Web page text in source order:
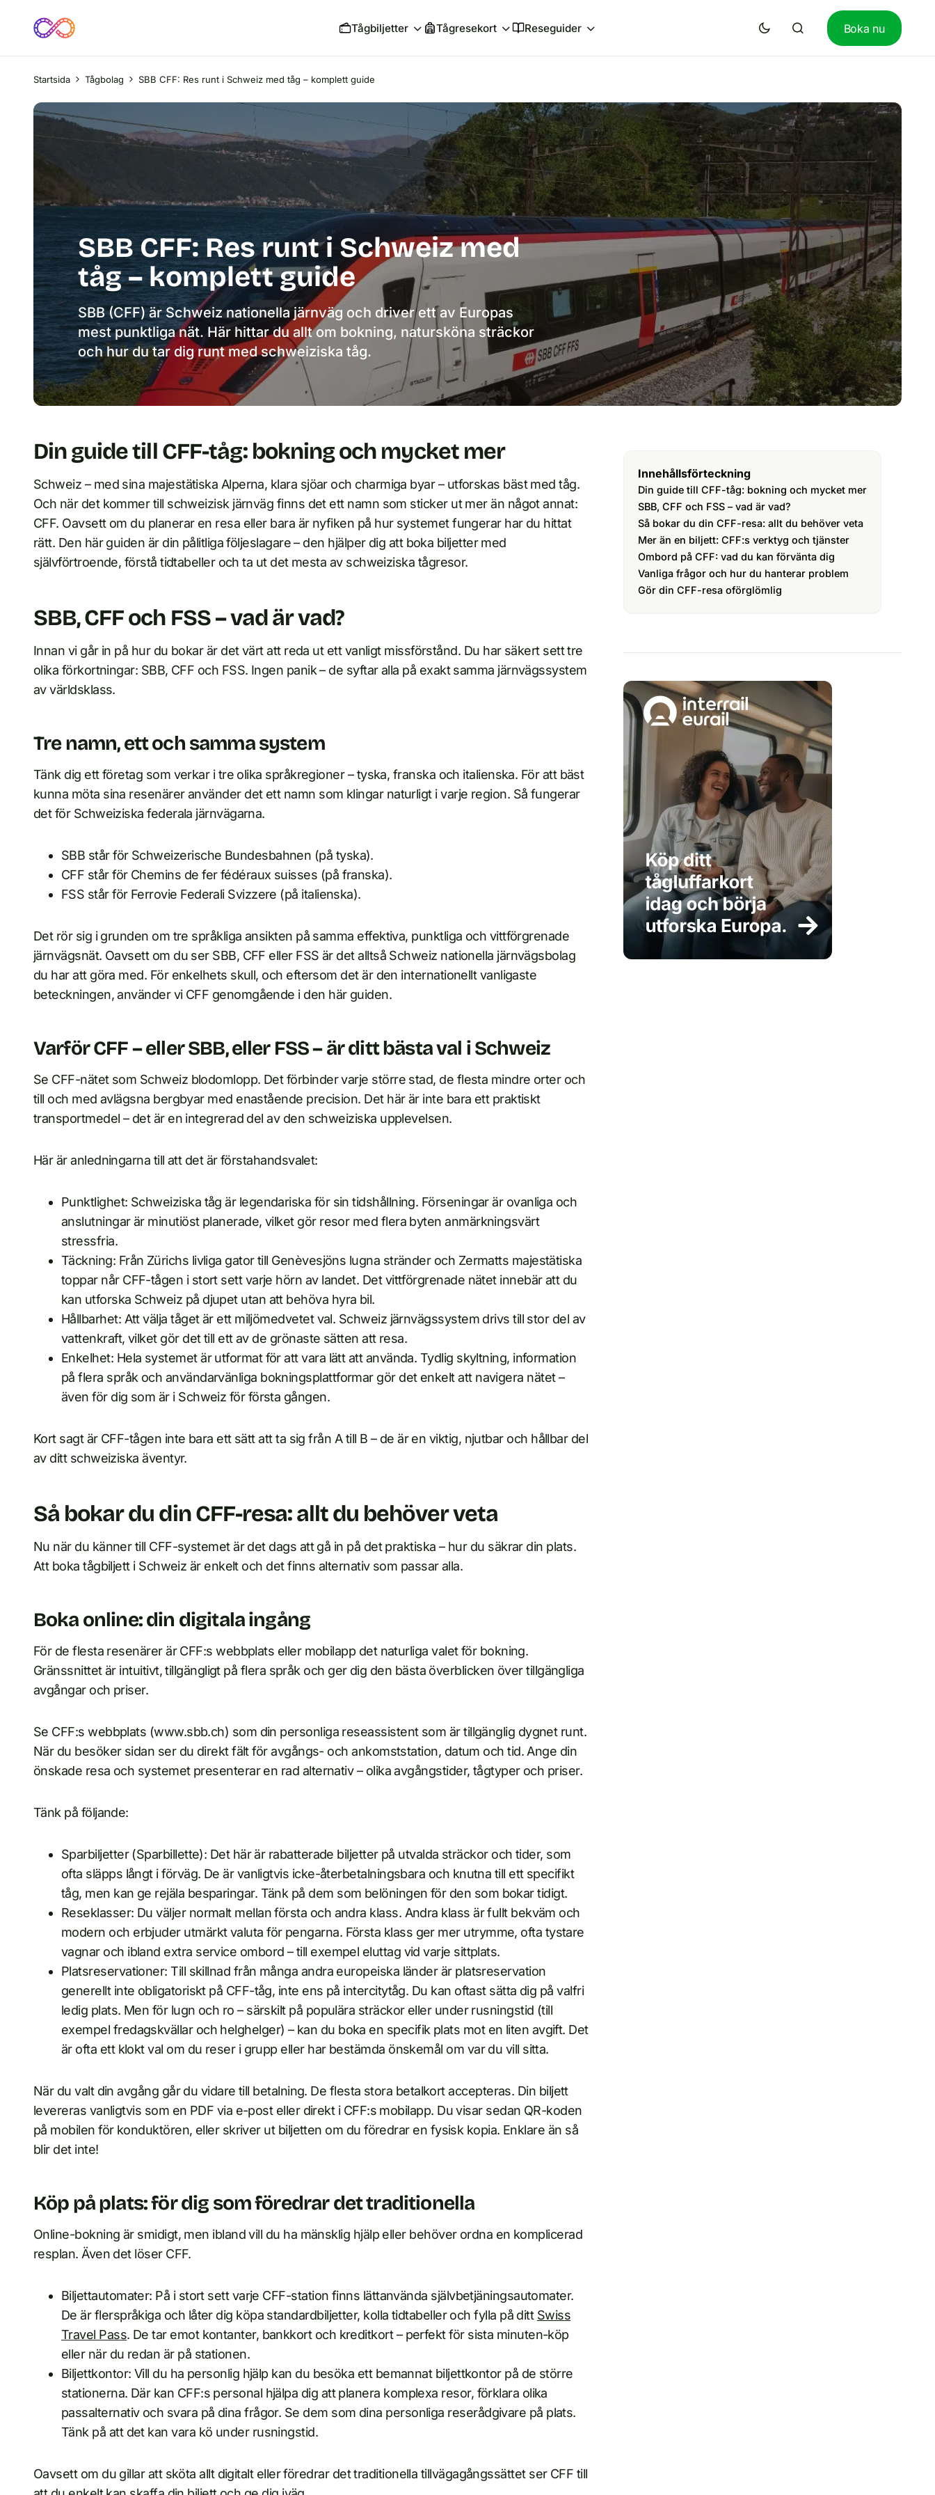
Tågbiljetter Tågresekort Reseguider Boka nu
Startsida Tågbolag SBB CFF: Res runt i Schweiz med tåg – komplett guide
SBB CFF: Res runt i Schweiz med
tåg – komplett guide
SBB (CFF) är Schweiz nationella järnväg och driver ett av Europas
mest punktliga nät. Här hittar du allt om bokning, natursköna sträckor
och hur du tar dig runt med schweiziska tåg.
Din guide till CFF-tåg: bokning och mycket mer
Schweiz – med sina majestätiska Alperna, klara sjöar och charmiga byar – utforskas bäst med tåg.
Och när det kommer till schweizisk järnväg finns det ett namn som sticker ut mer än något annat:
CFF. Oavsett om du planerar en resa eller bara är nyfiken på hur systemet fungerar har du hittat
rätt. Den här guiden är din pålitliga följeslagare – den hjälper dig att boka biljetter med
självförtroende, förstå tidtabeller och ta ut det mesta av schweiziska tågresor.
SBB, CFF och FSS – vad är vad?
Innan vi går in på hur du bokar är det värt att reda ut ett vanligt missförstånd. Du har säkert sett tre
olika förkortningar: SBB, CFF och FSS. Ingen panik – de syftar alla på exakt samma järnvägssystem
av världsklass.
Tre namn, ett och samma system
Tänk dig ett företag som verkar i tre olika språkregioner – tyska, franska och italienska. För att bäst
kunna möta sina resenärer använder det ett namn som klingar naturligt i varje region. Så fungerar
det för Schweiziska federala järnvägarna.
SBB står för Schweizerische Bundesbahnen (på tyska).
CFF står för Chemins de fer fédéraux suisses (på franska).
FSS står för Ferrovie Federali Svizzere (på italienska).
Det rör sig i grunden om tre språkliga ansikten på samma effektiva, punktliga och vittförgrenade
järnvägsnät. Oavsett om du ser SBB, CFF eller FSS är det alltså Schweiz nationella järnvägsbolag
du har att göra med. För enkelhets skull, och eftersom det är den internationellt vanligaste
beteckningen, använder vi CFF genomgående i den här guiden.
Varför CFF – eller SBB, eller FSS – är ditt bästa val i Schweiz
Se CFF-nätet som Schweiz blodomlopp. Det förbinder varje större stad, de flesta mindre orter och
till och med avlägsna bergbyar med enastående precision. Det här är inte bara ett praktiskt
transportmedel – det är en integrerad del av den schweiziska upplevelsen.
Här är anledningarna till att det är förstahandsvalet:
Punktlighet: Schweiziska tåg är legendariska för sin tidshållning. Förseningar är ovanliga och
anslutningar är minutiöst planerade, vilket gör resor med flera byten anmärkningsvärt
stressfria.
Täckning: Från Zürichs livliga gator till Genèvesjöns lugna stränder och Zermatts majestätiska
toppar når CFF-tågen i stort sett varje hörn av landet. Det vittförgrenade nätet innebär att du
kan utforska Schweiz på djupet utan att behöva hyra bil.
Hållbarhet: Att välja tåget är ett miljömedvetet val. Schweiz järnvägssystem drivs till stor del av
vattenkraft, vilket gör det till ett av de grönaste sätten att resa.
Enkelhet: Hela systemet är utformat för att vara lätt att använda. Tydlig skyltning, information
på flera språk och användarvänliga bokningsplattformar gör det enkelt att navigera nätet –
även för dig som är i Schweiz för första gången.
Kort sagt är CFF-tågen inte bara ett sätt att ta sig från A till B – de är en viktig, njutbar och hållbar del
av ditt schweiziska äventyr.
Så bokar du din CFF-resa: allt du behöver veta
Nu när du känner till CFF-systemet är det dags att gå in på det praktiska – hur du säkrar din plats.
Att boka tågbiljett i Schweiz är enkelt och det finns alternativ som passar alla.
Boka online: din digitala ingång
För de flesta resenärer är CFF:s webbplats eller mobilapp det naturliga valet för bokning.
Gränssnittet är intuitivt, tillgängligt på flera språk och ger dig den bästa överblicken över tillgängliga
avgångar och priser.
Se CFF:s webbplats (www.sbb.ch) som din personliga reseassistent som är tillgänglig dygnet runt.
När du besöker sidan ser du direkt fält för avgångs- och ankomststation, datum och tid. Ange din
önskade resa och systemet presenterar en rad alternativ – olika avgångstider, tågtyper och priser.
Tänk på följande:
Sparbiljetter (Sparbillette): Det här är rabatterade biljetter på utvalda sträckor och tider, som
ofta släpps långt i förväg. De är vanligtvis icke-återbetalningsbara och knutna till ett specifikt
tåg, men kan ge rejäla besparingar. Tänk på dem som belöningen för den som bokar tidigt.
Reseklasser: Du väljer normalt mellan första och andra klass. Andra klass är fullt bekväm och
modern och erbjuder utmärkt valuta för pengarna. Första klass ger mer utrymme, ofta tystare
vagnar och ibland extra service ombord – till exempel eluttag vid varje sittplats.
Platsreservationer: Till skillnad från många andra europeiska länder är platsreservation
generellt inte obligatoriskt på CFF-tåg, inte ens på intercitytåg. Du kan oftast sätta dig på valfri
ledig plats. Men för lugn och ro – särskilt på populära sträckor eller under rusningstid (till
exempel fredagskvällar och helghelger) – kan du boka en specifik plats mot en liten avgift. Det
är ofta ett klokt val om du reser i grupp eller har bestämda önskemål om var du vill sitta.
När du valt din avgång går du vidare till betalning. De flesta stora betalkort accepteras. Din biljett
levereras vanligtvis som en PDF via e-post eller direkt i CFF:s mobilapp. Du visar sedan QR-koden
på mobilen för konduktören, eller skriver ut biljetten om du föredrar en fysisk kopia. Enklare än så
blir det inte!
Köp på plats: för dig som föredrar det traditionella
Online-bokning är smidigt, men ibland vill du ha mänsklig hjälp eller behöver ordna en komplicerad
resplan. Även det löser CFF.
Biljettautomater: På i stort sett varje CFF-station finns lättanvända självbetjäningsautomater.
De är flerspråkiga och låter dig köpa standardbiljetter, kolla tidtabeller och fylla på ditt Swiss
Travel Pass. De tar emot kontanter, bankkort och kreditkort – perfekt för sista minuten-köp
eller när du redan är på stationen.
Biljettkontor: Vill du ha personlig hjälp kan du besöka ett bemannat biljettkontor på de större
stationerna. Där kan CFF:s personal hjälpa dig att planera komplexa resor, förklara olika
passalternativ och svara på dina frågor. Se dem som dina personliga reserådgivare på plats.
Tänk på att det kan vara kö under rusningstid.
Oavsett om du gillar att sköta allt digitalt eller föredrar det traditionella tillvägagångssättet ser CFF till
Innehållsförteckning
Din guide till CFF-tåg: bokning och mycket mer
SBB, CFF och FSS – vad är vad?
Så bokar du din CFF-resa: allt du behöver veta
Mer än en biljett: CFF:s verktyg och tjänster
Ombord på CFF: vad du kan förvänta dig
Vanliga frågor och hur du hanterar problem
Gör din CFF-resa oförglömlig